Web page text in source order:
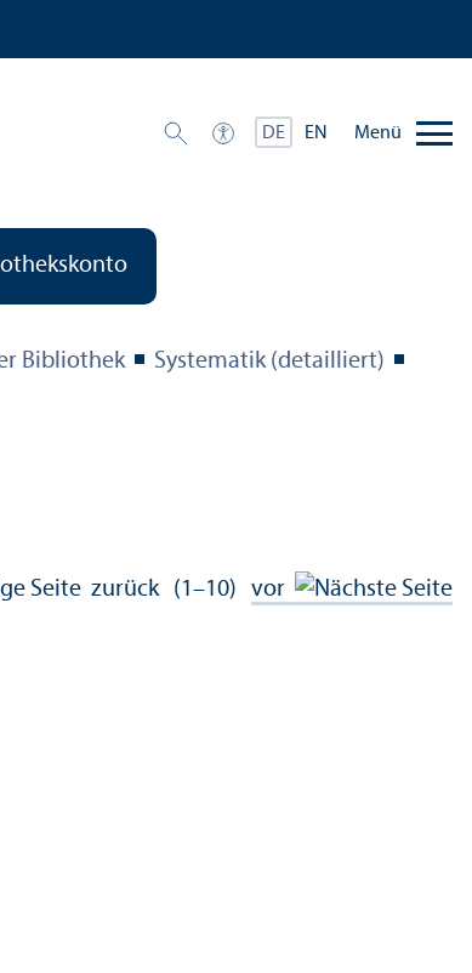
DE EN Menü
Bibliothek
Systematik (detailliert)
zurück (1–10) vor